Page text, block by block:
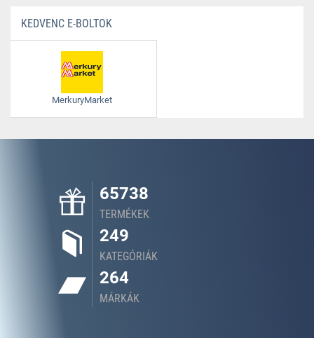
KEDVENC E-BOLTOK
MerkuryMarket
65738
TERMÉKEK
249
KATEGÓRIÁK
264
MÁRKÁK